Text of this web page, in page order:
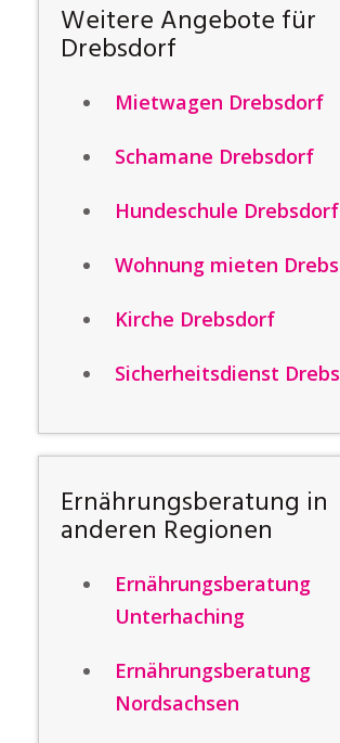
Weitere Angebote für
Drebsdorf
Mietwagen Drebsdorf
Schamane Drebsdorf
Hundeschule Drebsdorf
Wohnung mieten
Kirche Drebsdorf
Sicherheitsdienst
Ernährungsberatung in
anderen Regionen
Ernährungsberatung
Unterhaching
Ernährungsberatung
Nordsachsen